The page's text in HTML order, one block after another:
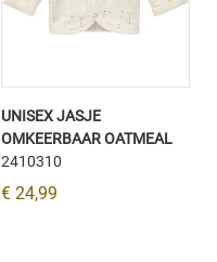
UNISEX JASJE
OMKEERBAAR OATMEAL
2410310
€ 24,99